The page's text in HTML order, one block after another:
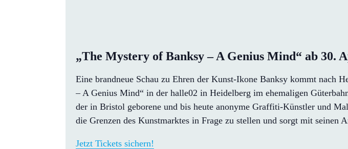
„The Mystery of Banksy – A Genius Mind“ ab 30.
Eine brandneue Schau zu Ehren der Kunst-Ikone Banksy kommt
– A Genius Mind“ in der halle02 in Heidelberg im ehemaligen
der in Bristol geborene und bis heute anonyme Graffiti-Künstler und
die Grenzen des Kunstmarktes in Frage zu stellen und sorgt mit seinen
Jetzt Tickets sichern!